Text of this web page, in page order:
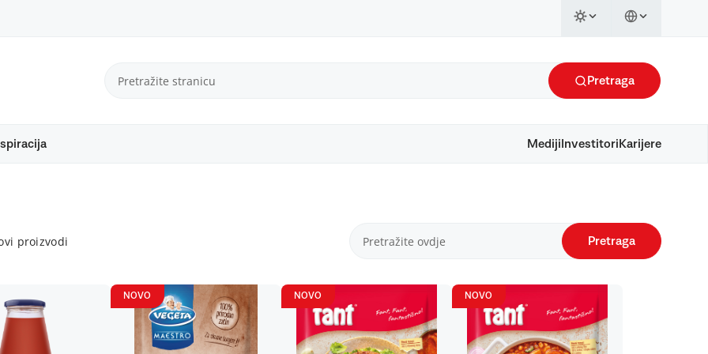
Pretraga
Mediji Investitori Karijere
proizvodi Pretraga
NOVO NOVO NOVO